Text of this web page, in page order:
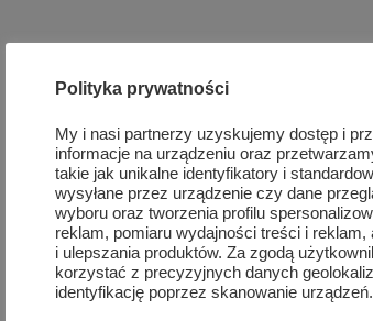
Polityka prywatności
My i nasi partnerzy uzyskujemy dostęp i
informacje na urządzeniu oraz
takie jak unikalne identyfikatory i
wysyłane przez urządzenie czy dane
wyboru oraz tworzenia profilu
reklam, pomiaru wydajności treści i reklam,
i ulepszania produktów. Za zgodą
korzystać z precyzyjnych danych
identyfikację poprzez skanowanie urządzeń.